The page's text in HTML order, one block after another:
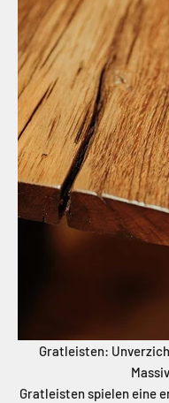
Gratleisten:
Gratleisten spielen eine